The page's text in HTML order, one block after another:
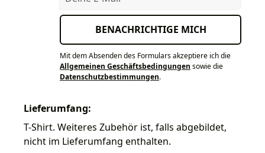
BENACHRICHTIGE MICH
Mit dem Absenden des Formulars akzeptiere ich die
Allgemeinen Geschäftsbedingungen sowie die
Datenschutzbestimmungen.
Lieferumfang:
T-Shirt. Weiteres Zubehör ist, falls abgebildet,
nicht im Lieferumfang enthalten.